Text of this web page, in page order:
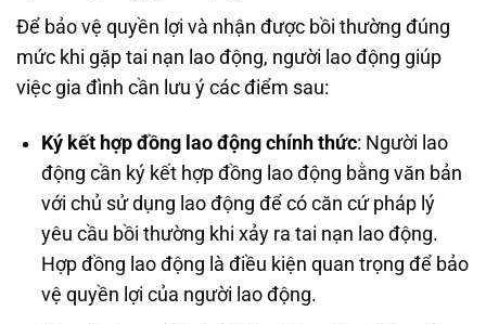
Để bảo vệ quyền lợi và nhận được bồi thường đúng
mức khi gặp tai nạn lao động, người lao động giúp
việc gia đình cần lưu ý các điểm sau:
Ký kết hợp đồng lao động chính thức: Người lao
động cần ký kết hợp đồng lao động bằng văn bản
với chủ sử dụng lao động để có căn cứ pháp lý
yêu cầu bồi thường khi xảy ra tai nạn lao động.
Hợp đồng lao động là điều kiện quan trọng để bảo
vệ quyền lợi của người lao động.